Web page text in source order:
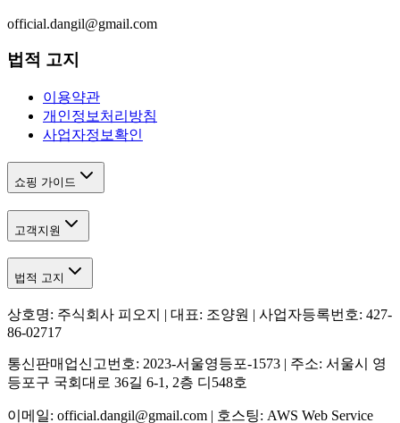
official.dangil@gmail.com
법적 고지
이용약관
개인정보처리방침
사업자정보확인
쇼핑 가이드
고객지원
법적 고지
상호명: 주식회사 피오지 | 대표: 조양원 | 사업자등록번호: 427-
86-02717
통신판매업신고번호: 2023-서울영등포-1573 | 주소: 서울시 영
등포구 국회대로 36길 6-1, 2층 디548호
이메일: official.dangil@gmail.com | 호스팅: AWS Web Service